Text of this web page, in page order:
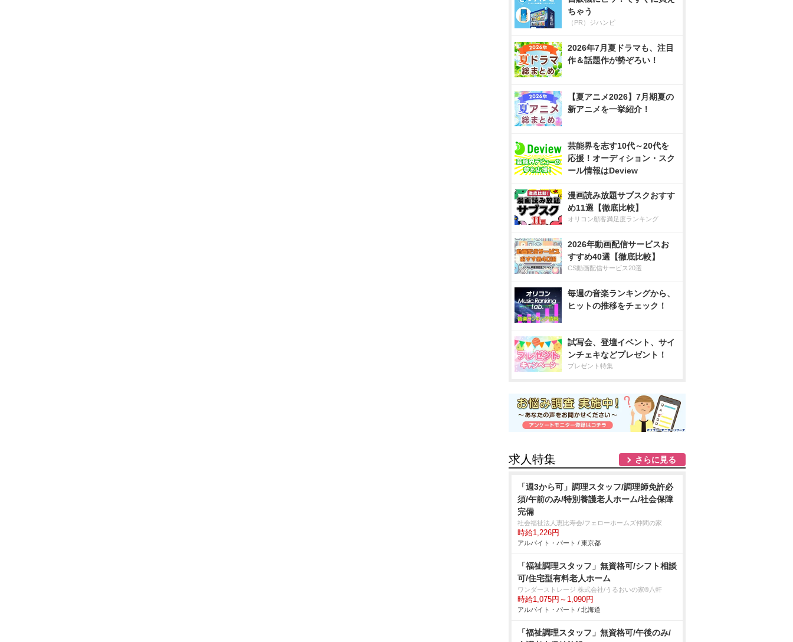
ちゃう
（PR）ジハンピ
2026年7月夏ドラマも、注目
作＆話題作が勢ぞろい！
【夏アニメ2026】7月期夏の
新アニメを一挙紹介！
芸能界を志す10代～20代を
応援！オーディション・スク
ール情報はDeview
漫画読み放題サブスクおすす
め11選【徹底比較】
オリコン顧客満足度ランキング
2026年動画配信サービスお
すすめ40選【徹底比較】
CS動画配信サービス20選
毎週の音楽ランキングから、
ヒットの推移をチェック！
試写会、登壇イベント、サイ
ンチェキなどプレゼント！
プレゼント特集
求人特集 さらに見る
「週3から可」調理スタッフ/調理師免許必
須/午前のみ/特別養護老人ホーム/社会保障
完備
社会福祉法人恵比寿会/フェローホームズ仲間の家
時給1,226円
アルバイト・パート / 東京都
「福祉調理スタッフ」無資格可/シフト相談
可/住宅型有料老人ホーム
ワンダーストレージ 株式会社/うるおいの家®八軒
時給1,075円～1,090円
アルバイト・パート / 北海道
「福祉調理スタッフ」無資格可/午後のみ/